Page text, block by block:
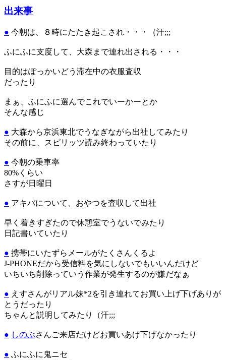
出来事
● 今朝は、８時にたたき起こされ・・・（汗;;;
ふにふに支度して、大森まで連れ出される・・・
目的はぽっかいどう滞在中の衣服査収
だったり
まぁ、ふにふに選んでこれでいーかーとか
そんな感じ
● 大森から京浜東北でうなぎながら出社してみたり
その前に、スピリッツ読み終わっていたり
● 今朝の乗車率
80%くらい
さすが日曜日
● アキバについて、おやつを査収して出社
早く着きすぎたので休憩室でうないでみたり
日記書いていたり
● 携帯にいたずらメールがたくさんくるよ
J-PHONEだから受信料を気にしないでもいいんだけど
いちいち削除っていう作業が発生するのが嫌だなぁ
● えすさんがリアル妹*2を引き連れてお買い上げ下げありが
とうだったり
ちゃんと説明してみたり（汗;;;
● しのぶさんご来店だけどお買いあげ下げなかったり
● ふにふに鬼ニセ